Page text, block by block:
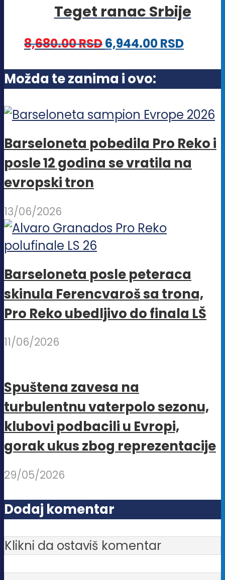
stranici
proizvoda.
varijanti.
mogu
biti
izabrane
stranici
proizvoda.
Teget ranac Srbije
8,680.00RSD6,944.00RSD
Možda te zanima i ovo:
Barseloneta pobedila Pro Reko i
posle 12 godina se vratila na
evropski tron
13/06/2026
Barseloneta posle peteraca
skinula Ferencvaroš sa trona,
Pro Reko ubedljivo do finala LŠ
11/06/2026
Spuštena zavesa na
turbulentnu vaterpolo sezonu,
klubovi podbacili u Evropi,
gorak ukus zbog reprezentacije
29/05/2026
Dodaj komentar
Klikni da ostaviš komentar